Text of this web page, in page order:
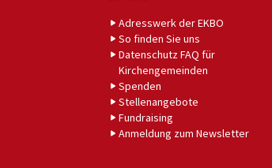
Adresswerk der EKBO
So finden Sie uns
Datenschutz FAQ für
Kirchengemeinden
Spenden
Stellenangebote
Fundraising
Anmeldung zum Newsletter